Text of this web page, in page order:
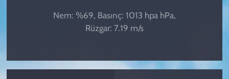
Nem: %69, Basınç: 1013 hpa hPa,
Rüzgar: 7.19 m/s